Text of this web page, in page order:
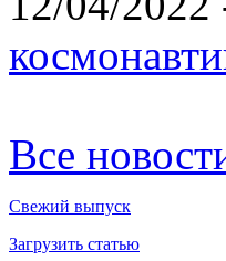
Все
Свежий выпуск
Загрузить статью